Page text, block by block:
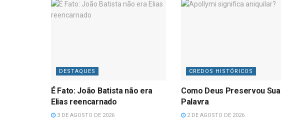
DESTAQUES
É Fato: João Batista não era
Elias reencarnado
3 DE AGOSTO DE 2026
CREDOS HISTÓRICOS
Como Deus Preservou Sua
Palavra
2 DE AGOSTO DE 2026